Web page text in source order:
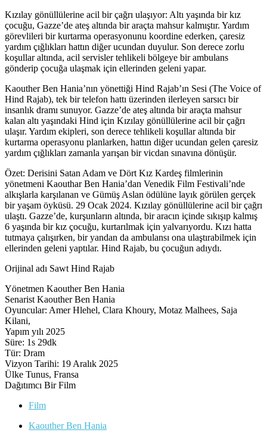
Kızılay gönüllülerine acil bir çağrı ulaşıyor: Altı yaşında bir kız
çocuğu, Gazze’de ateş altında bir araçta mahsur kalmıştır. Yardım
görevlileri bir kurtarma operasyonunu koordine ederken, çaresiz
yardım çığlıkları hattın diğer ucundan duyulur. Son derece zorlu
koşullar altında, acil servisler tehlikeli bölgeye bir ambulans
gönderip çocuğa ulaşmak için ellerinden geleni yapar.
Kaouther Ben Hania’nın yönettiği Hind Rajab’ın Sesi (The Voice of
Hind Rajab), tek bir telefon hattı üzerinden ilerleyen sarsıcı bir
insanlık dramı sunuyor. Gazze’de ateş altında bir araçta mahsur
kalan altı yaşındaki Hind için Kızılay gönüllülerine acil bir çağrı
ulaşır. Yardım ekipleri, son derece tehlikeli koşullar altında bir
kurtarma operasyonu planlarken, hattın diğer ucundan gelen çaresiz
yardım çığlıkları zamanla yarışan bir vicdan sınavına dönüşür.
Özet: Derisini Satan Adam ve Dört Kız Kardeş filmlerinin
yönetmeni Kaouthar Ben Hania’dan Venedik Film Festivali’nde
alkışlarla karşılanan ve Gümüş Aslan ödülüne layık görülen gerçek
bir yaşam öyküsü. 29 Ocak 2024. Kızılay gönüllülerine acil bir çağrı
ulaştı. Gazze’de, kurşunların altında, bir aracın içinde sıkışıp kalmış
6 yaşında bir kız çocuğu, kurtarılmak için yalvarıyordu. Kızı hatta
tutmaya çalışırken, bir yandan da ambulansı ona ulaştırabilmek için
ellerinden geleni yaptılar. Hind Rajab, bu çocuğun adıydı.
Orijinal adı Sawt Hind Rajab
Yönetmen Kaouther Ben Hania
Senarist Kaouther Ben Hania
Oyuncular: Amer Hlehel, Clara Khoury, Motaz Malhees, Saja
Kilani,
Yapım yılı 2025
Süre: 1s 29dk
Tür: Dram
Vizyon Tarihi: 19 Aralık 2025
Ülke Tunus, Fransa
Dağıtımcı Bir Film
Film
Kaouther Ben Hania